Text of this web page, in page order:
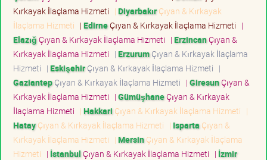
Kırkayak İlaçlama Hizmeti | DiyarbakırÇıyan & Kırkayak
İlaçlama Hizmeti | EdirneÇıyan & Kırkayak İlaçlama Hizmeti |
ElazığÇıyan & Kırkayak İlaçlama Hizmeti | ErzincanÇıyan &
Kırkayak İlaçlama Hizmeti | ErzurumÇıyan & Kırkayak İlaçlama
Hizmeti | EskişehirÇıyan & Kırkayak İlaçlama Hizmeti |
GaziantepÇıyan & Kırkayak İlaçlama Hizmeti | GiresunÇıyan &
Kırkayak İlaçlama Hizmeti | GümüşhaneÇıyan & Kırkayak
İlaçlama Hizmeti | Hakkari Çıyan & Kırkayak İlaçlama Hizmeti |
HatayÇıyan & Kırkayak İlaçlama Hizmeti | Isparta Çıyan &
Kırkayak İlaçlama Hizmeti | MersinÇıyan & Kırkayak İlaçlama
Hizmeti | İstanbulÇıyan & Kırkayak İlaçlama Hizmeti | İzmir